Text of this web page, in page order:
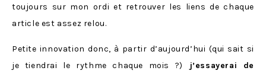
toujours sur mon ordi et retrouver les liens de chaque
article est assez relou.
Petite innovation donc, à partir d’aujourd’hui (qui sait si
je tiendrai le rythme chaque mois ?)
j’essayerai de